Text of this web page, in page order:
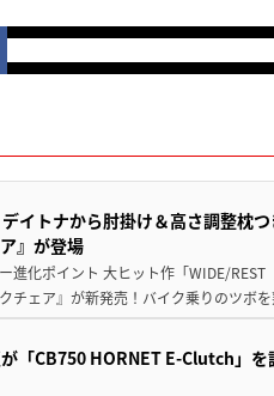
イトナから肘掛け＆高さ調整枕
』が登場
進化ポイント 大ヒット作「WIDE/REST
チェア』が新発売！バイク乗りのツボ
「CB750 HORNET E-Clutch」